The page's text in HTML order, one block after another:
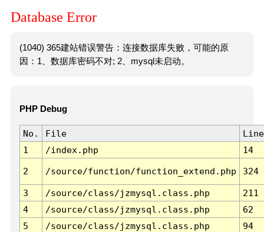
Database Error
(1040) 365建站错误警告：连接数据库失败，可能的原
因：1、数据库密码不对; 2、mysql未启动。
PHP Debug
No. File
Line
1
/index.php 14
2 /source/function/function_extend.php 324
3 /source/class/jzmysql.class.php
211
4
/source/class/jzmysql.class.php
62
5
/source/class/jzmysql.class.php
94